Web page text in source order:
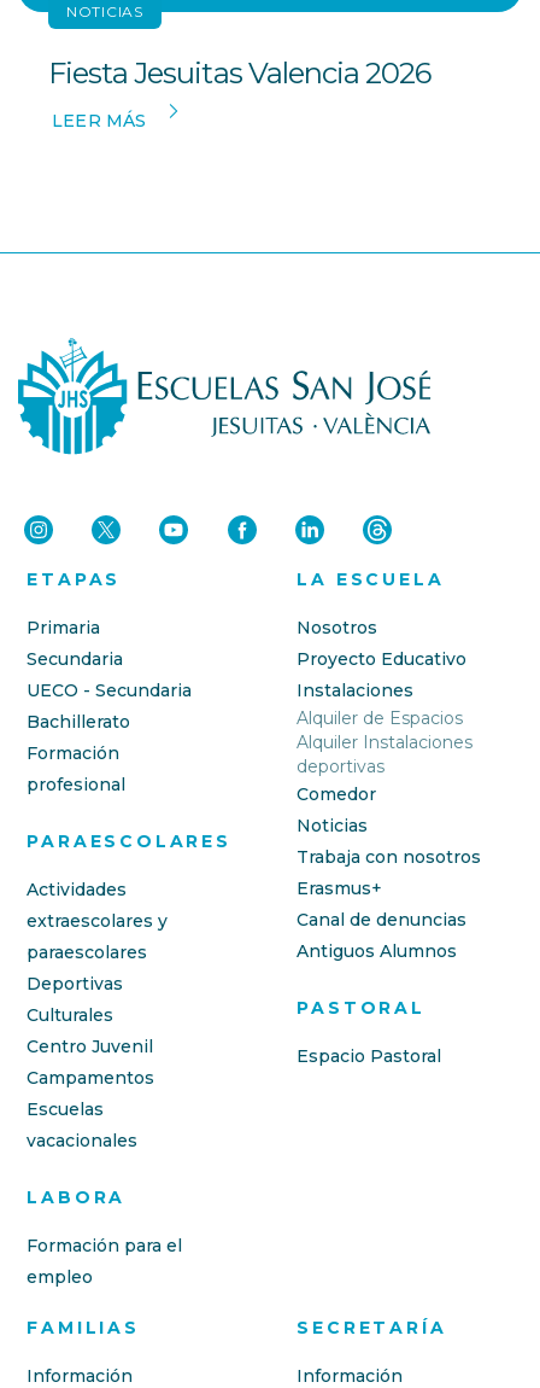
NOTICIAS
Fiesta Jesuitas Valencia 2026
LEER MÁS
ETAPAS
Primaria
Secundaria
UECO - Secundaria
Bachillerato
Formación
profesional
PARAESCOLARES
Actividades
extraescolares y
paraescolares
Deportivas
Culturales
Centro Juvenil
Campamentos
Escuelas
vacacionales
LABORA
Formación para el
empleo
LA ESCUELA
Nosotros
Proyecto Educativo
Instalaciones
Alquiler de Espacios
Alquiler Instalaciones
deportivas
Comedor
Noticias
Trabaja con nosotros
Erasmus+
Canal de denuncias
Antiguos Alumnos
PASTORAL
Espacio Pastoral
FAMILIAS
Información
SECRETARÍA
Información